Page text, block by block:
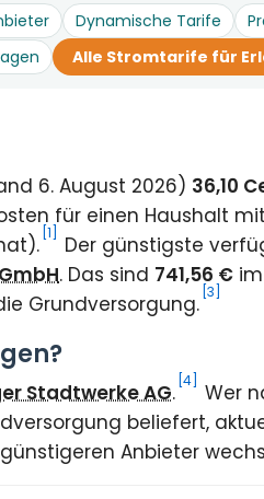
Alle Stromtarife für
Dynamische Tarife
6. August 2026) 36,10
für einen Haushalt
[1] Der günstigste
. Das sind 741,56 €
Grundversorgung. [3]
Stadtwerke AG. [4]
Wer
beliefert,
Anbieter